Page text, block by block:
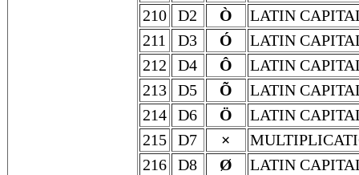
210
D2 Ò
LATIN
211
D3 Ó
LATIN
212
D4 Ô
LATIN
213
D5 Õ
LATIN
214
D6 Ö
LATIN
215
D7 ×
216
D8 Ø
LATIN